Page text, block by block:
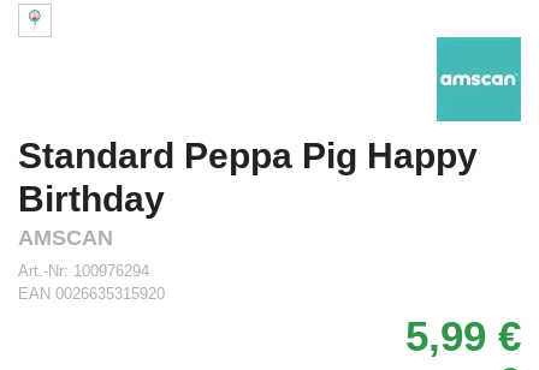
Standard Peppa Pig Happy
Birthday
AMSCAN
Art.-Nr: 100976294
EAN 0026635315920
5,99 €